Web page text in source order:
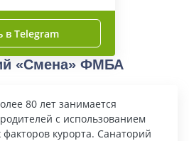
в Telegram
«Смена» ФМБА
80 лет занимается
с использованием
курорта. Санаторий